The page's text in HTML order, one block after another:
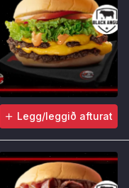
Legg/leggið afturat